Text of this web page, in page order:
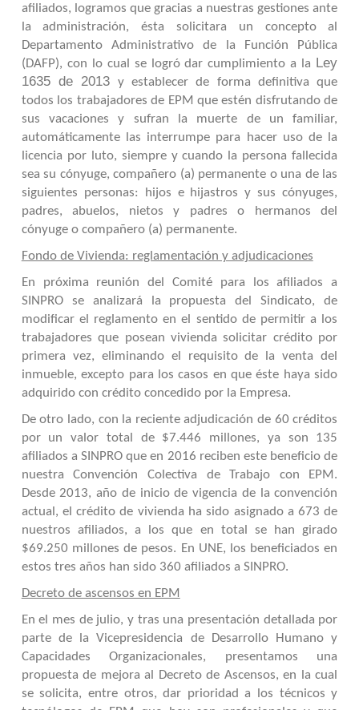
afiliados, logramos que gracias a nuestras gestiones ante
la administración, ésta solicitara un concepto al
Departamento Administrativo de la Función Pública
(DAFP), con lo cual se logró dar cumplimiento a la Ley
1635 de 2013 y establecer de forma definitiva que
todos los trabajadores de EPM que estén disfrutando de
sus vacaciones y sufran la muerte de un familiar,
automáticamente las interrumpe para hacer uso de la
licencia por luto, siempre y cuando la persona fallecida
sea su cónyuge, compañero (a) permanente o una de las
siguientes personas: hijos e hijastros y sus cónyuges,
padres, abuelos, nietos y padres o hermanos del
cónyuge o compañero (a) permanente.
Fondo de Vivienda: reglamentación y adjudicaciones
En próxima reunión del Comité para los afiliados a
SINPRO se analizará la propuesta del Sindicato, de
modificar el reglamento en el sentido de permitir a los
trabajadores que posean vivienda solicitar crédito por
primera vez, eliminando el requisito de la venta del
inmueble, excepto para los casos en que éste haya sido
adquirido con crédito concedido por la Empresa.
De otro lado, con la reciente adjudicación de 60 créditos
por un valor total de $7.446 millones, ya son 135
afiliados a SINPRO que en 2016 reciben este beneficio de
nuestra Convención Colectiva de Trabajo con EPM.
Desde 2013, año de inicio de vigencia de la convención
actual, el crédito de vivienda ha sido asignado a 673 de
nuestros afiliados, a los que en total se han girado
$69.250 millones de pesos. En UNE, los beneficiados en
estos tres años han sido 360 afiliados a SINPRO.
Decreto de ascensos en EPM
En el mes de julio, y tras una presentación detallada por
parte de la Vicepresidencia de Desarrollo Humano y
Capacidades Organizacionales, presentamos una
propuesta de mejora al Decreto de Ascensos, en la cual
se solicita, entre otros, dar prioridad a los técnicos y